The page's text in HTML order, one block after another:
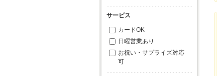
サービス
カードOK
日曜営業あり
お祝い・サプライズ対応
可